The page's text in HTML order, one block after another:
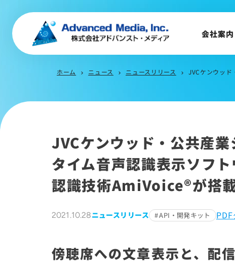
企業理念
事業内容
会社案内
ホーム chevron_right ニュース chevron_right ニュースリリース chevron_right JVCケンウッド
JVCケンウッド・公共産
タイム音声認識表示ソフ
認識技術AmiVoice®が搭
2021.10.28ニュースリリース API・開発キット
傍聴席への文章表示と、配